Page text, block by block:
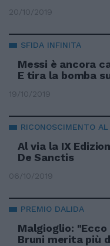
20/10/2019
SFIDA INFINITA
Messi è ancora
E tira la bomba
19/10/2019
RICONOSCIMENTO
Al via la IX
De Sanctis
06/10/2019
PREMIO DALIDA
Malgioglio:
Bruni merita più